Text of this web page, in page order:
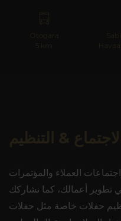
Otogara
5 km
العملاء والمؤتمرات
تطوير أعمالك، كما نشاركك
حفلات خاصة مثل حفلات